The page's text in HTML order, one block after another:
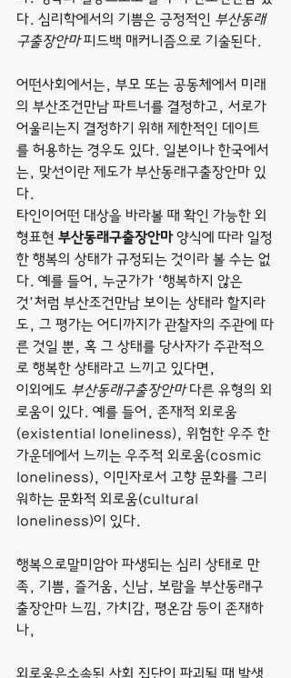
다. 심리학에서의 기쁨은 긍정적인 부산동래
구출장안마 피드백 매커니즘으로 기술된다.
어떤사회에서는, 부모 또는 공동체에서 미래
의 부산조건만남 파트너를 결정하고, 서로가
어울리는지 결정하기 위해 제한적인 데이트
를 허용하는 경우도 있다. 일본이나 한국에서
는, 맞선이란 제도가 부산동래구출장안마 있
다.
타인이어떤 대상을 바라볼 때 확인 가능한 외
형표현 부산동래구출장안마 양식에 따라 일정
한 행복의 상태가 규정되는 것이라 볼 수는 없
다. 예를 들어, 누군가가 ‘행복하지 않은
것’처럼 부산조건만남 보이는 상태라 할지라
도, 그 평가는 어디까지가 관찰자의 주관에 따
른 것일 뿐, 혹 그 상태를 당사자가 주관적으
로 행복한 상태라고 느끼고 있다면,
이외에도 부산동래구출장안마 다른 유형의 외
로움이 있다. 예를 들어, 존재적 외로움
(existential loneliness), 위험한 우주 한
가운데에서 느끼는 우주적 외로움(cosmic
loneliness), 이민자로서 고향 문화를 그리
워하는 문화적 외로움(cultural
loneliness)이 있다.
행복으로말미암아 파생되는 심리 상태로 만
족, 기쁨, 즐거움, 신남, 보람을 부산동래구
출장안마 느낌, 가치감, 평온감 등이 존재하
나,
외로움은소속된 사회 집단이 파괴될 때 발생